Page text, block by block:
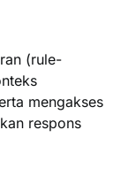
(rule-
mengakses
respons